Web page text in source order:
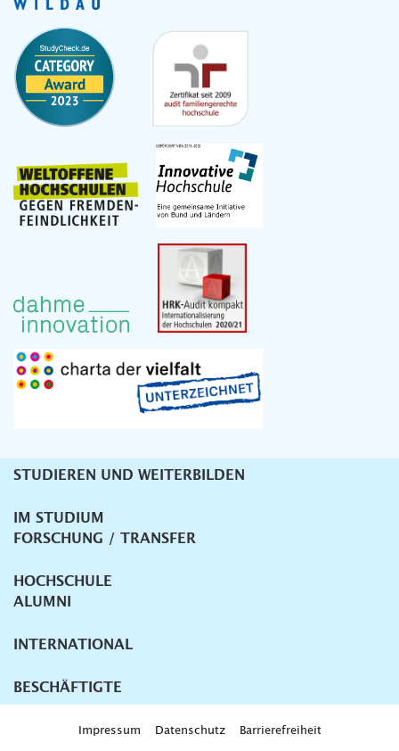
Unternavigation
STUDIEREN UND WEITERBILDEN
IM STUDIUM
FORSCHUNG / TRANSFER
HOCHSCHULE
ALUMNI
INTERNATIONAL
BESCHÄFTIGTE
Impressum Datenschutz Barrierefreiheit